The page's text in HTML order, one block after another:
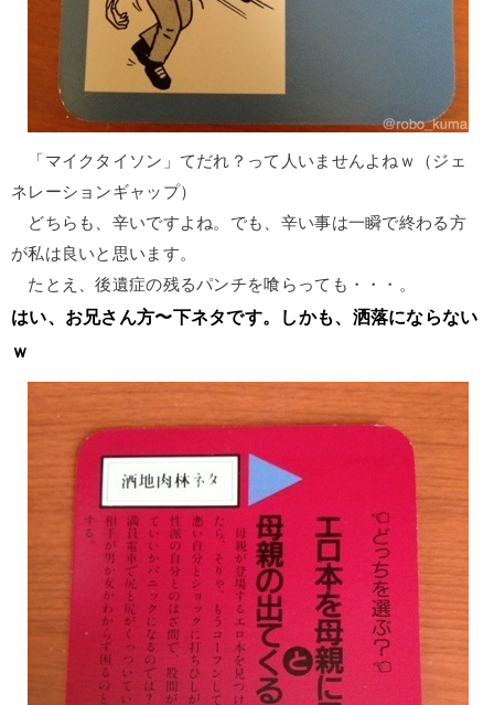
「マイクタイソン」てだれ？って人いませんよねｗ（ジェ
ネレーションギャップ）
どちらも、辛いですよね。でも、辛い事は一瞬で終わる方
が私は良いと思います。
たとえ、後遺症の残るパンチを喰らっても・・・。
はい、お兄さん方〜下ネタです。しかも、洒落にならない
ｗ